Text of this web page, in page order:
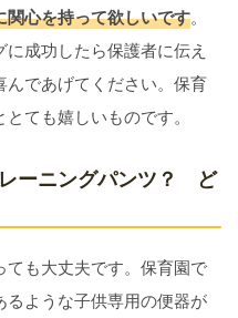
心を持って欲しいです。
成功したら保護者に伝え
んであげてください。保育
ても嬉しいものです。
ーニングパンツ？ ど
も大丈夫です。保育園で
ような子供専用の便器が